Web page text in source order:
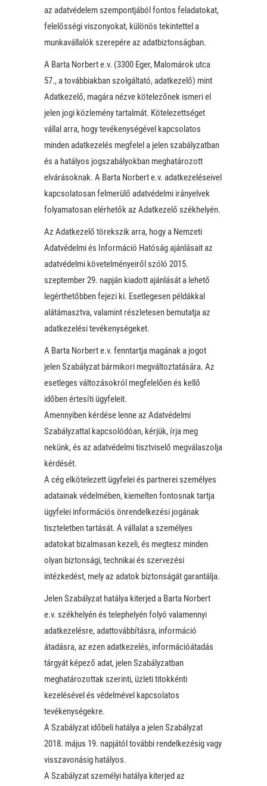
az adatvédelem szempontjából fontos feladatokat,
felelősségi viszonyokat, különös tekintettel a
munkavállalók szerepére az adatbiztonságban.
A Barta Norbert e.v. (3300 Eger, Malomárok utca
57., a továbbiakban szolgáltató, adatkezelő) mint
Adatkezelő, magára nézve kötelezőnek ismeri el
jelen jogi közlemény tartalmát. Kötelezettséget
vállal arra, hogy tevékenységével kapcsolatos
minden adatkezelés megfelel a jelen szabályzatban
és a hatályos jogszabályokban meghatározott
elvárásoknak. A Barta Norbert e.v. adatkezeléseivel
kapcsolatosan felmerülő adatvédelmi irányelvek
folyamatosan elérhetők az Adatkezelő székhelyén.
Az Adatkezelő törekszik arra, hogy a Nemzeti
Adatvédelmi és Információ Hatóság ajánlásait az
adatvédelmi követelményeiről szóló 2015.
szeptember 29. napján kiadott ajánlását a lehető
legérthetőbben fejezi ki. Esetlegesen példákkal
alátámasztva, valamint részletesen bemutatja az
adatkezelési tevékenységeket.
A Barta Norbert e.v. fenntartja magának a jogot
jelen Szabályzat bármikori megváltoztatására. Az
esetleges változásokról megfelelően és kellő
időben értesíti ügyfeleit.
Amennyiben kérdése lenne az Adatvédelmi
Szabályzattal kapcsolódóan, kérjük, írja meg
nekünk, és az adatvédelmi tisztviselő megválaszolja
kérdését.
A cég elkötelezett ügyfelei és partnerei személyes
adatainak védelmében, kiemelten fontosnak tartja
ügyfelei információs önrendelkezési jogának
tiszteletben tartását. A vállalat a személyes
adatokat bizalmasan kezeli, és megtesz minden
olyan biztonsági, technikai és szervezési
intézkedést, mely az adatok biztonságát garantálja.
Jelen Szabályzat hatálya kiterjed a Barta Norbert
e.v. székhelyén és telephelyén folyó valamennyi
adatkezelésre, adattovábbításra, információ
átadásra, az ezen adatkezelés, információátadás
tárgyát képező adat, jelen Szabályzatban
meghatározottak szerinti, üzleti titokkénti
kezelésével és védelmével kapcsolatos
tevékenységekre.
A Szabályzat időbeli hatálya a jelen Szabályzat
2018. május 19. napjától további rendelkezésig vagy
visszavonásig hatályos.
A Szabályzat személyi hatálya kiterjed az